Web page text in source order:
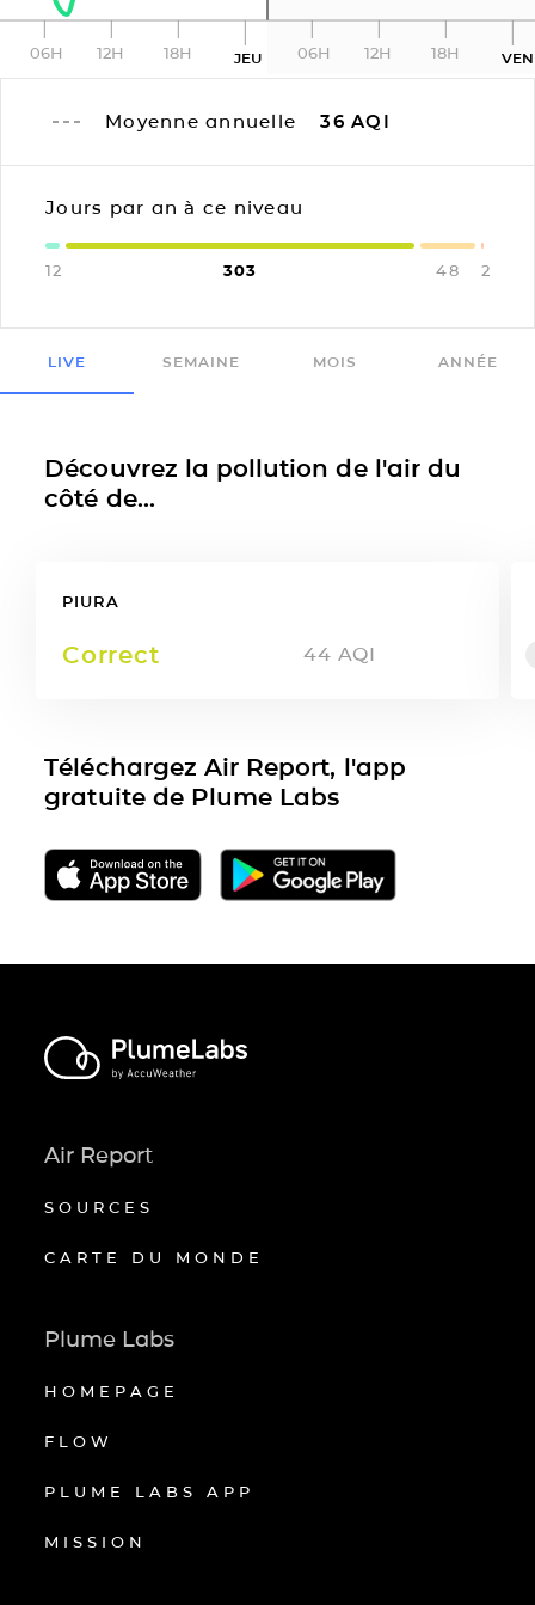
06H 12H 18H JEU 06H 12H 18H VEN
Moyenne annuelle 36 AQI
Jours par an à ce niveau
12 303 48 2
LIVE SEMAINE MOIS ANNÉE
Découvrez la pollution de l'air du
côté de...
PIURA
Correct 44 AQI
Téléchargez Air Report, l'app
gratuite de Plume Labs
Air Report
SOURCES
CARTE DU MONDE
Plume Labs
HOMEPAGE
FLOW
PLUME LABS APP
MISSION